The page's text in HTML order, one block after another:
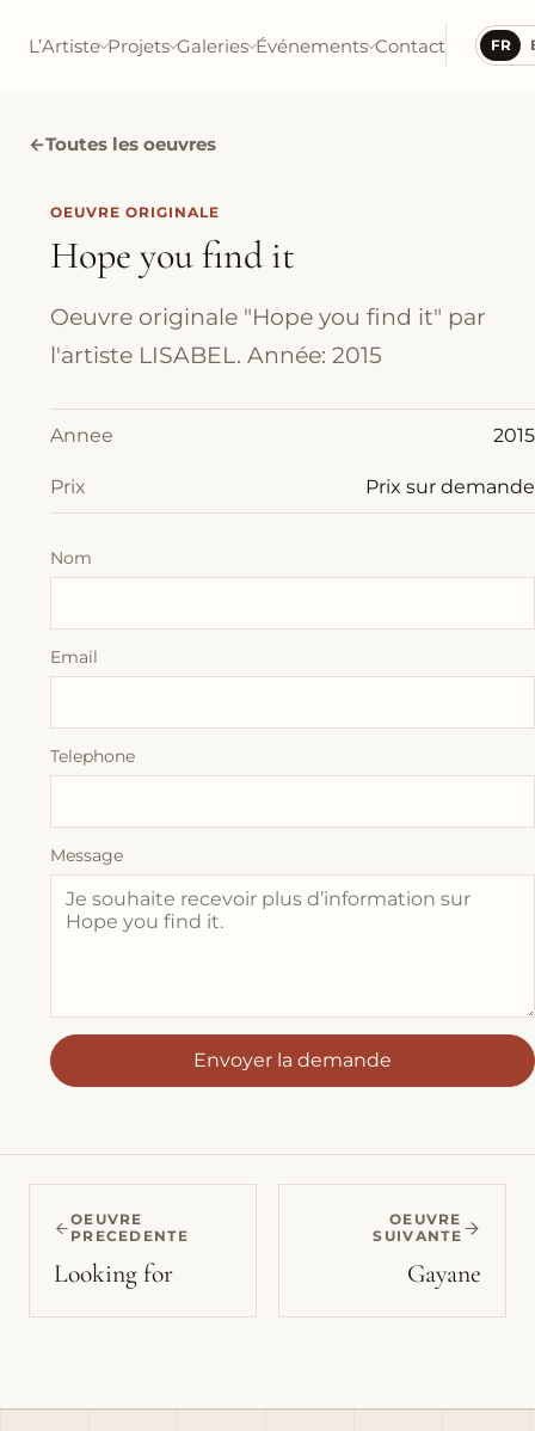
L’Artiste Projets Galeries Événements Contact FR
←Toutes les oeuvres
OEUVRE ORIGINALE
Hope you find it
Oeuvre originale "Hope you find it" par
l'artiste LISABEL. Année: 2015
Annee 2015
Prix Prix sur demande
Nom
Email
Telephone
Message
Envoyer la demande
OEUVRE
PRECEDENTE
Looking for
OEUVRE
SUIVANTE
Gayane